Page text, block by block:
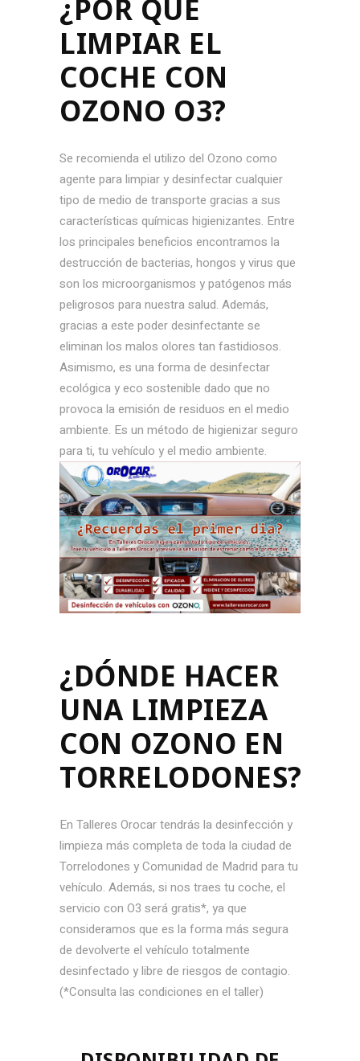
¿POR QUÉ
LIMPIAR EL
COCHE CON
OZONO O3?
Se recomienda el utilizo del Ozono como
agente para limpiar y desinfectar cualquier
tipo de medio de transporte gracias a sus
características químicas higienizantes. Entre
los principales beneficios encontramos la
destrucción de bacterias, hongos y virus que
son los microorganismos y patógenos más
peligrosos para nuestra salud. Además,
gracias a este poder desinfectante se
eliminan los malos olores tan fastidiosos.
Asimismo, es una forma de desinfectar
ecológica y eco sostenible dado que no
provoca la emisión de residuos en el medio
ambiente. Es un método de higienizar seguro
para ti, tu vehículo y el medio ambiente.
¿DÓNDE HACER
UNA LIMPIEZA
CON OZONO EN
TORRELODONES?
En Talleres Orocar tendrás la desinfección y
limpieza más completa de toda la ciudad de
Torrelodones y Comunidad de Madrid para tu
vehículo. Además, si nos traes tu coche, el
servicio con O3 será gratis*, ya que
consideramos que es la forma más segura
de devolverte el vehículo totalmente
desinfectado y libre de riesgos de contagio.
(*Consulta las condiciones en el taller)